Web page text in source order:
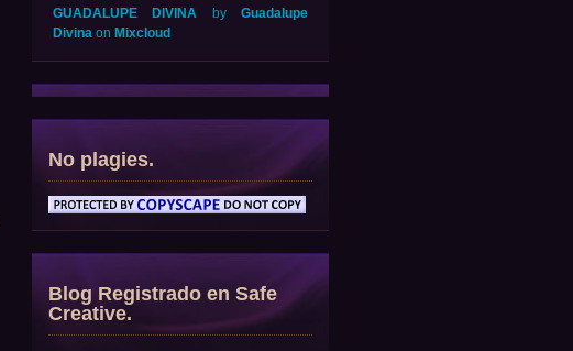
GUADALUPE DIVINA byGuadalupe
Divina on Mixcloud
No plagies.
Blog Registrado en Safe
Creative.